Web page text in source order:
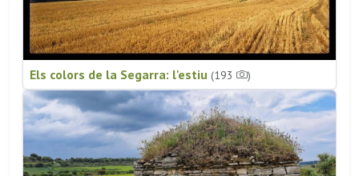
Els colors de la Segarra: l'estiu (193 )